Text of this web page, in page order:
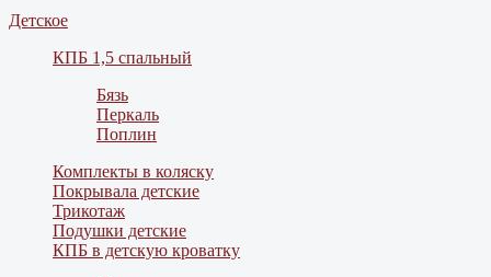
Детское
КПБ 1,5 спальный
Бязь
Перкаль
Поплин
Комплекты в коляску
Покрывала детские
Трикотаж
Подушки детские
КПБ в детскую кроватку